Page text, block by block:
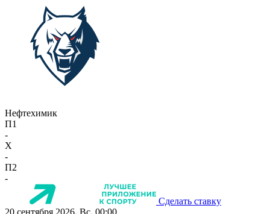
Нефтехимик
П1
-
X
-
П2
-
Сделать ставку